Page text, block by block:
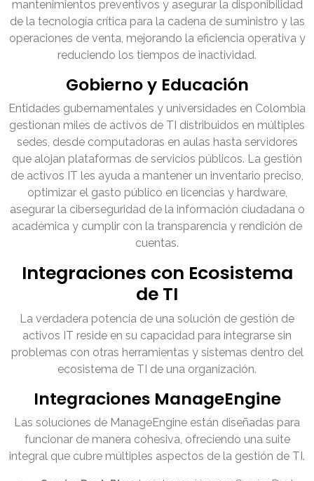
mantenimientos preventivos y asegurar la disponibilidad
de la tecnología crítica para la cadena de suministro y las
operaciones de venta, mejorando la eficiencia operativa y
reduciendo los tiempos de inactividad.
Gobierno y Educación
Entidades gubernamentales y universidades en Colombia
gestionan miles de activos de TI distribuidos en múltiples
sedes, desde computadoras en aulas hasta servidores
que alojan plataformas de servicios públicos. La gestión
de activos IT les ayuda a mantener un inventario preciso,
optimizar el gasto público en licencias y hardware,
asegurar la ciberseguridad de la información ciudadana o
académica y cumplir con la transparencia y rendición de
cuentas.
Integraciones con Ecosistema
de TI
La verdadera potencia de una solución de gestión de
activos IT reside en su capacidad para integrarse sin
problemas con otras herramientas y sistemas dentro del
ecosistema de TI de una organización.
Integraciones ManageEngine
Las soluciones de ManageEngine están diseñadas para
funcionar de manera cohesiva, ofreciendo una suite
integral que cubre múltiples aspectos de la gestión de TI.